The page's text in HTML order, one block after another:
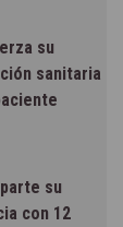
su
sanitaria
su
con 12